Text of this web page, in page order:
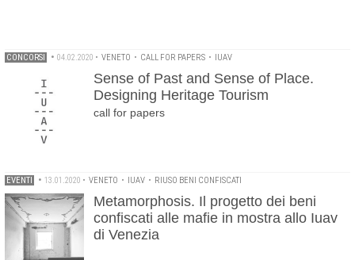
CONCORSI • 04.02.2020 • VENETO • CALL FOR PAPERS • IUAV
Sense of Past and Sense of Place.
Designing Heritage Tourism
call for papers
EVENTI • 13.01.2020 • VENETO • IUAV • RIUSO BENI CONFISCATI
Metamorphosis. Il progetto dei beni
confiscati alle mafie in mostra allo Iuav
di Venezia